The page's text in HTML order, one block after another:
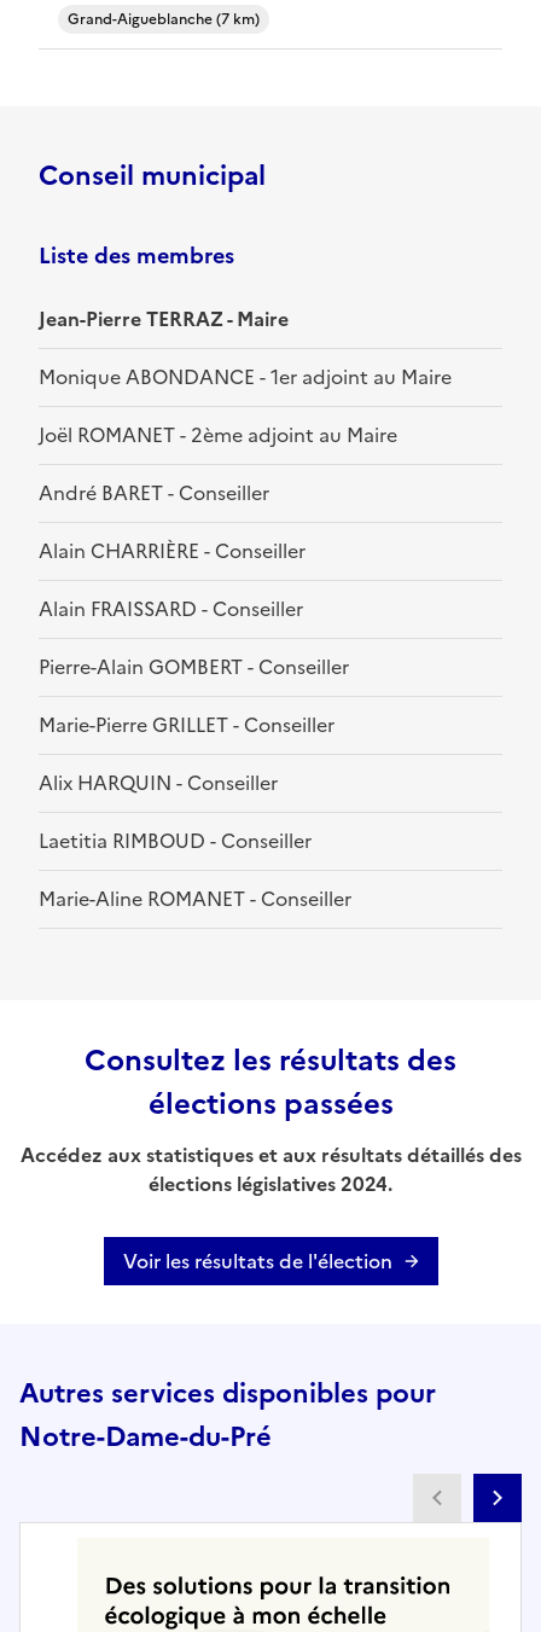
Grand-Aigueblanche (7 km)
Conseil municipal
Liste des membres
Jean-Pierre TERRAZ - Maire
Monique ABONDANCE - 1er adjoint au Maire
Joël ROMANET - 2ème adjoint au Maire
André BARET - Conseiller
Alain CHARRIÈRE - Conseiller
Alain FRAISSARD - Conseiller
Pierre-Alain GOMBERT - Conseiller
Marie-Pierre GRILLET - Conseiller
Alix HARQUIN - Conseiller
Laetitia RIMBOUD - Conseiller
Marie-Aline ROMANET - Conseiller
Consultez les résultats des
élections passées
Accédez aux statistiques et aux résultats détaillés des
élections législatives 2024.
Voir les résultats de l'élection
Autres services disponibles pour
Notre-Dame-du-Pré